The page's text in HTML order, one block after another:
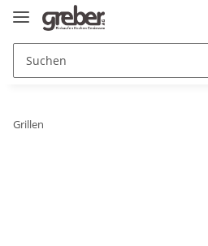
Grillen